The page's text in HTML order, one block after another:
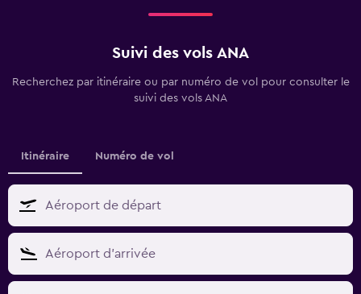
Suivi des vols ANA
Recherchez par itinéraire ou par numéro de vol pour consulter le
suivi des vols ANA
Itinéraire Numéro de vol